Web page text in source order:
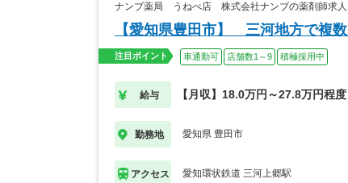
ナンブ薬局 うねべ店 株式会社ナンブの薬剤師求人
【愛知県豊田市】 三河地方で複
注目ポイント 車通勤可 店舗数1～9 積極採用中
給与 【月収】18.0万円～27.8万円程
勤務地 愛知県 豊田市
アクセス 愛知環状鉄道 三河上郷駅